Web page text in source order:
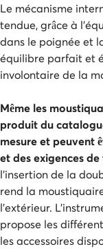
Le mécanisme
tendue, grâce à
dans le poignée et
équilibre parfait et
involontaire de la
Même les
produit du
mesure et peuvent
et des exigences
l’insertion de la
rend la
l’extérieur.
propose les
les accessoires